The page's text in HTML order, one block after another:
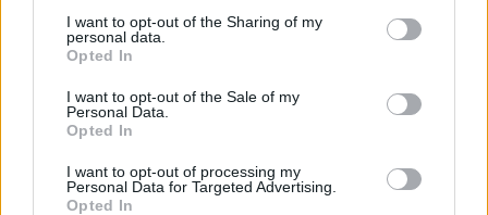
I want to opt-out of the Sharing of my
personal data.
Opted In
I want to opt-out of the Sale of my
Personal Data.
Opted In
I want to opt-out of processing my
Personal Data for Targeted Advertising.
Opted In